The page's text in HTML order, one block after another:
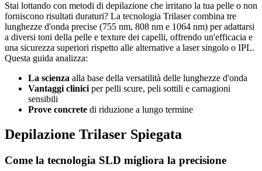
Stai lottando con metodi di depilazione che irritano la tua pelle o non
forniscono risultati duraturi? La tecnologia Trilaser combina tre
lunghezze d'onda precise (755 nm, 808 nm e 1064 nm) per adattarsi
a diversi toni della pelle e texture dei capelli, offrendo un'efficacia e
una sicurezza superiori rispetto alle alternative a laser singolo o IPL.
Questa guida analizza:
La scienza alla base della versatilità delle lunghezze d'onda
Vantaggi cliniciper pelli scure, peli sottili e carnagioni
sensibili
Prove concrete di riduzione a lungo termine
Depilazione Trilaser Spiegata
Come la tecnologia SLD migliora la precisione